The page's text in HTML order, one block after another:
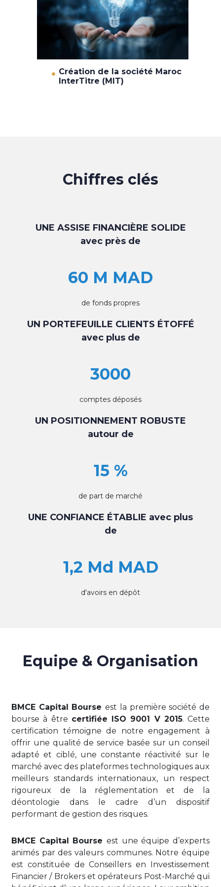
Création de la société Maroc
InterTitre (MIT)
Chiffres clés
UNE ASSISE FINANCIÈRE SOLIDE
avec près de
60 M MAD
de fonds propres
UN PORTEFEUILLE CLIENTS ÉTOFFÉ
avec plus de
3000
comptes déposés
UN POSITIONNEMENT ROBUSTE
autour de
15 %
de part de marché
UNE CONFIANCE ÉTABLIE avec plus
de
1,2 Md MAD
d'avoirs en dépôt
Equipe & Organisation
BMCE Capital Bourseest la première société de
bourse à être certifiée ISO 9001 V 2015. Cette
certification témoigne de notre engagement à
offrir une qualité de service basée sur un conseil
adapté et ciblé, une constante réactivité sur le
marché avec des plateformes technologiques aux
meilleurs standards internationaux, un respect
rigoureux de la réglementation et de la
déontologie dans le cadre d’un dispositif
performant de gestion des risques.
BMCE Capital Bourse est une équipe d’experts
animés par des valeurs communes. Notre équipe
est constituée de Conseillers en Investissement
Financier / Brokers et opérateurs Post-Marché qui